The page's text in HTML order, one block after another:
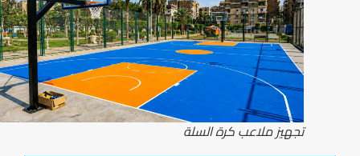
تجهيز ملاعب كرة السلة